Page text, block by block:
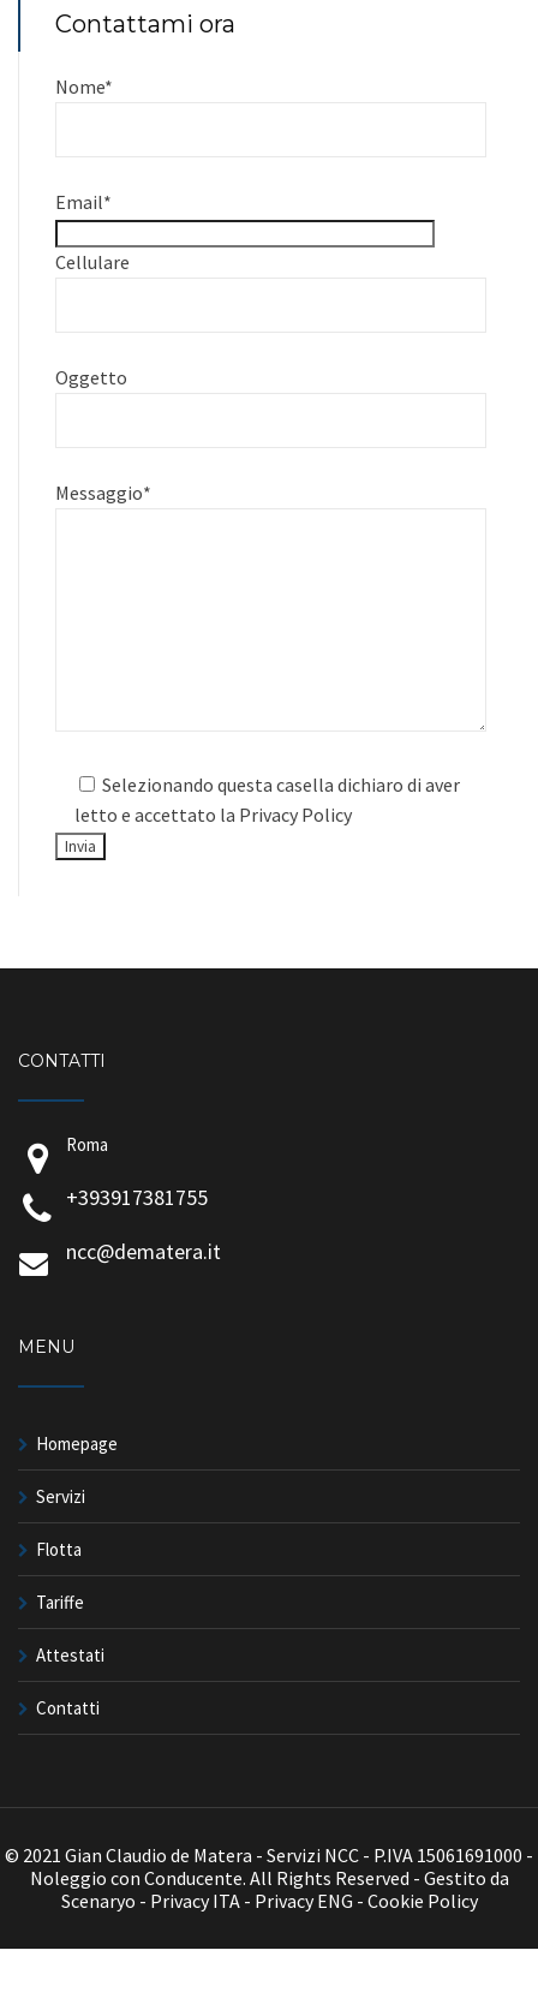
Contattami ora
Nome*
Email*
Cellulare
Oggetto
Messaggio*
Selezionando questa casella dichiaro di aver
letto e accettato la Privacy Policy
CONTATTI
Roma
+393917381755
ncc@dematera.it
MENU
Homepage
Servizi
Flotta
Tariffe
Attestati
Contatti
© 2021 Gian Claudio de Matera - Servizi NCC - P.IVA 15061691000 -
Noleggio con Conducente. All Rights Reserved - Gestito da
Scenaryo - Privacy ITA- Privacy ENG - Cookie Policy